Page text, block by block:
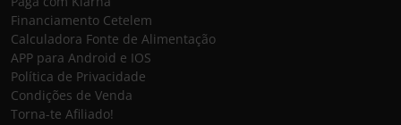
Financiamento Cetelem
Calculadora Fonte de Alimentação
APP para Android e IOS
Política de Privacidade
Condições de Venda
Torna-te Afiliado!